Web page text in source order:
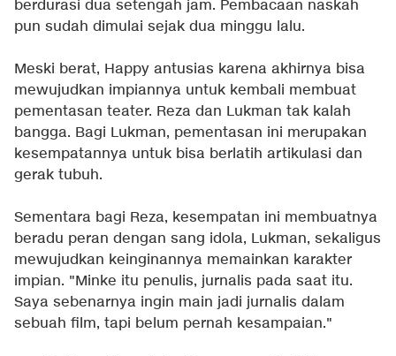
berdurasi dua setengah jam. Pembacaan naskah
pun sudah dimulai sejak dua minggu lalu.
Meski berat, Happy antusias karena akhirnya bisa
mewujudkan impiannya untuk kembali membuat
pementasan teater. Reza dan Lukman tak kalah
bangga. Bagi Lukman, pementasan ini merupakan
kesempatannya untuk bisa berlatih artikulasi dan
gerak tubuh.
Sementara bagi Reza, kesempatan ini membuatnya
beradu peran dengan sang idola, Lukman, sekaligus
mewujudkan keinginannya memainkan karakter
impian. "Minke itu penulis, jurnalis pada saat itu.
Saya sebenarnya ingin main jadi jurnalis dalam
sebuah film, tapi belum pernah kesampaian."